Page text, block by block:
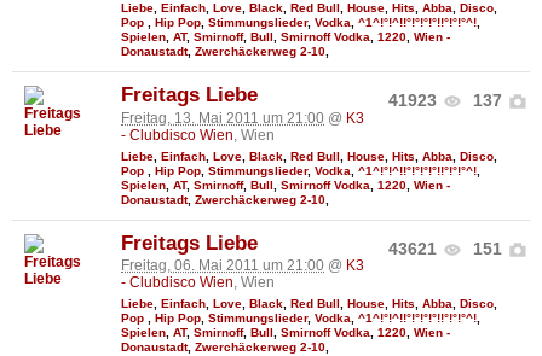
Liebe, Einfach, Love, Black, Red Bull , House, Hits, Abba, Disco,
Pop , Hip Pop, Stimmungslieder, Vodka, ^1^!°!^!!°!°!°!°!!°!°!°^!,
Spielen, AT, Smirnoff, Bull , Smirnoff Vodka, 1220, Wien -
Donaustadt, Zwerchäckerweg 2-10,
41923 137
Freitags Liebe
Freitag, 13. Mai 2011 um 21:00 @ K3
- Clubdisco Wien, Wien
Liebe Einfach Love Black Red Bull House Hits Abba Disco
Pop
Hip Pop Stimmungslieder, Vodka ^1^!°!^!!°!°!°!°!!°!°!°^!
Spielen AT, Smirnoff, Bull Smirnoff Vodka 1220 Wien -
Donaustadt, Zwerchäckerweg 2-10
43621 151
Freitags Liebe
Freitag, 06. Mai 2011 um 21:00 @ K3
- Clubdisco Wien, Wien
Liebe, Einfach, Love, Black, Red Bull, House, Hits, Abba, Disco,
Pop , Hip Pop, Stimmungslieder, Vodka, ^1^!°!^!!°!°!°!°!!°!°!°^!,
Spielen, AT, Smirnoff, Bull, Smirnoff Vodka, 1220, Wien -
Donaustadt, Zwerchäckerweg 2-10,